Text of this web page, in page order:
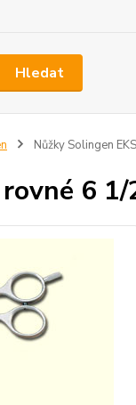
Hledat
Nůžky Solingen
6 1/